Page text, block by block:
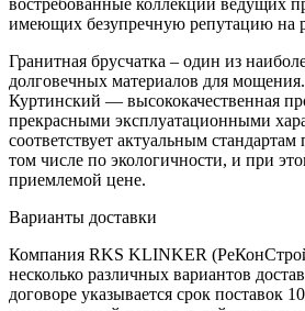
востребованные коллекции ведущих
имеющих безупречную репутацию на
Гранитная брусчатка – один из
долговечных материалов для
Куртинский — высококачественная
прекрасными эксплуатационными
соответствует актуальным
том числе по экологичности, и при
приемлемой цене.
Варианты доставки
Компания RKS KLINKER
несколько различных вариантов
договоре указывается срок поставок